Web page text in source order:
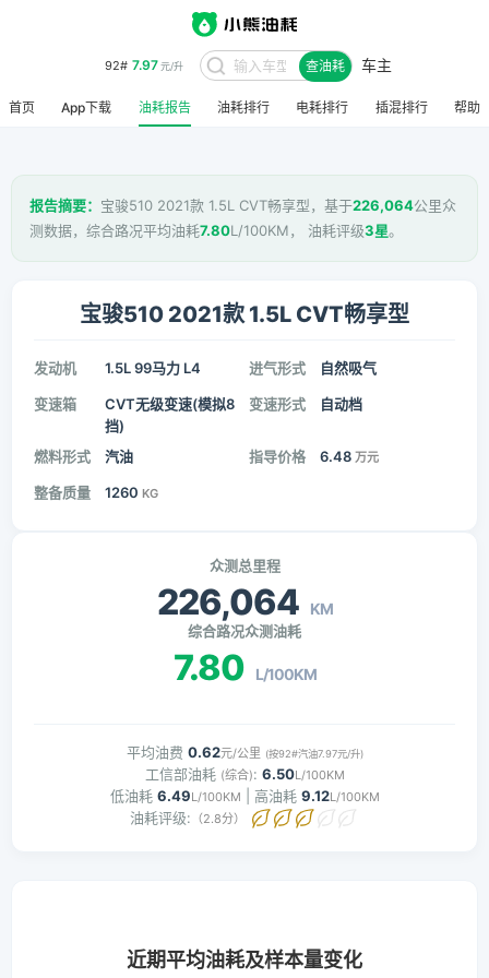
92# 7.97元/升 查油耗 车主
首页 App下载 油耗报告 油耗排行 电耗排行 插混排行 帮助
报告摘要： 宝骏510 2021款 1.5L CVT畅享型，基于226,064公里众
测数据，综合路况平均油耗7.80L/100KM， 油耗评级3星。
宝骏510 2021款 1.5L CVT畅享型
发动机 1.5L 99马力 L4 进气形式 自然吸气
变速箱
CVT无级变速(模拟8
挡)
变速形式 自动档
燃料形式 汽油 指导价格 6.48 万元
整备质量 1260 KG
众测总里程
226,064 KM
综合路况众测油耗
7.80 L/100KM
平均油费 0.62元/公里 (按92#汽油7.97元/升)
工信部油耗 (综合): 6.50L/100KM
低油耗 6.49L/100KM | 高油耗 9.12L/100KM
油耗评级: （2.8分）